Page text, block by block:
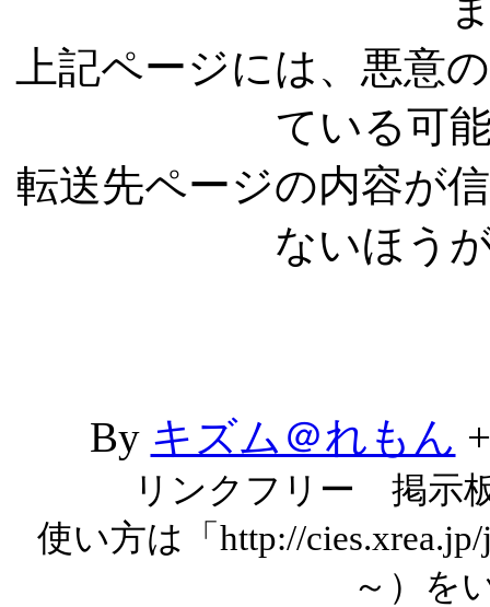
上記ページには、悪意
ている可
転送先ページの内容が
ないほう
By キズム＠れもん
リンクフリー 掲示
使い方は「http://
～）を